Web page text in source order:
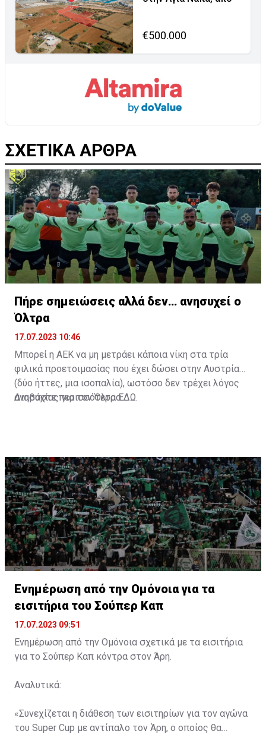
€500.000
ΣΧΕΤΙΚΑ ΑΡΘΡΑ
Πήρε σημειώσεις αλλά δεν… ανησυχεί ο
Όλτρα
17.07.2023 10:46
Μπορεί η ΑΕΚ να μη μετράει κάποια νίκη στα τρία
φιλικά προετοιμασίας που έχει δώσει στην Αυστρία
(δύο ήττες, μια ισοπαλία), ωστόσο δεν τρέχει λόγος
ανησυχίας για τον Όλτρα.
Διαβάστε περισσότεραΕΔΩ
Ενημέρωση από την Ομόνοια για τα
εισιτήρια του Σούπερ Καπ
17.07.2023 09:51
Ενημέρωση από την Ομόνοια σχετικά με τα εισιτήρια
για το Σούπερ Καπ κόντρα στον Άρη.
Αναλυτικά:
«Συνεχίζεται η διάθεση των εισιτηρίων για τον αγώνα
του Super Cup με αντίπαλο τον Άρη, ο οποίος θα